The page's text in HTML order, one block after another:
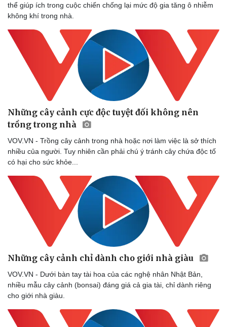
thể giúp ích trong cuộc chiến chống lại mức độ gia tăng ô nhiễm
không khí trong nhà.
Những cây cảnh cực độc tuyệt đối không nên
trồng trong nhà
VOV.VN - Trồng cây cảnh trong nhà hoặc nơi làm việc là sở thích
nhiều của người. Tuy nhiên cần phải chú ý tránh cây chứa độc tố
có hại cho sức khỏe...
Những cây cảnh chỉ dành cho giới nhà giàu
VOV.VN - Dưới bàn tay tài hoa của các nghệ nhân Nhật Bản,
nhiều mẫu cây cảnh (bonsai) đáng giá cả gia tài, chỉ dành riêng
cho giới nhà giàu.